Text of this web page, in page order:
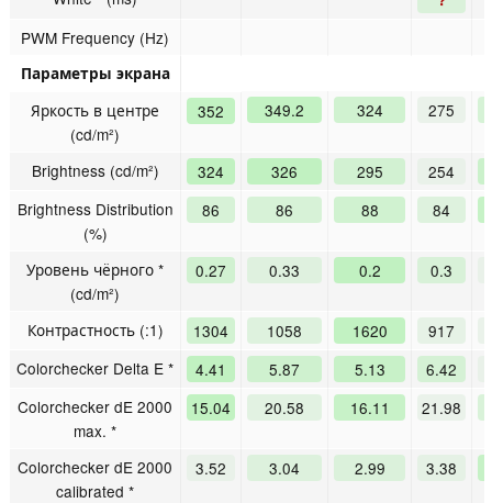
PWM Frequency (Hz)
Параметры экрана
Яркость в центре
(cd/m²)
352 349.2 324 275
Brightness (cd/m²) 324 326 295
254
Brightness Distribution
(%)
86 86 88 84
Уровень чёрного *
(cd/m²)
0.27 0.33 0.2 0.3
Контрастность (:1) 1304 1058 1620
917
Colorchecker Delta E *
4.41 5.87 5.13
6.42
Colorchecker dE 2000
max. *
15.04 20.58 16.11 21.98
Colorchecker dE 2000
calibrated *
3.52 3.04 2.99 3.38